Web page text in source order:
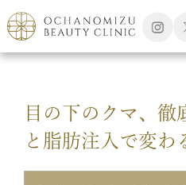
TOP 形成外科手術
目の下のクマ、徹
と脂肪注入で変わ